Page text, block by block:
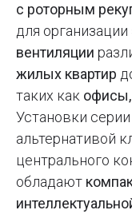
с роторным
для организации
вентиляции
жилых квартир
таких как офисы,
Установки серии
альтернативой
центрального
обладают